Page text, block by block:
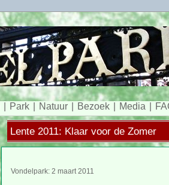
Park Natuur Bezoek Media
Lente 2011: Klaar voor de Zomer
Vondelpark: 2 maart 2011